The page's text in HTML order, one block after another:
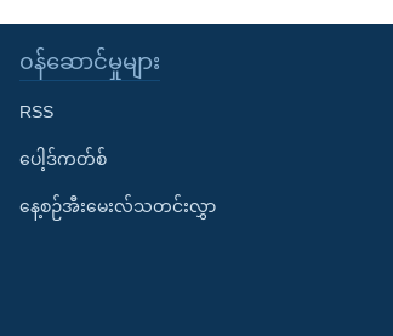
၀န်ဆောင်မှုများ
RSS
ပေါ့ဒ်ကတ်စ်
နေ့စဉ်အီးမေးလ်သတင်းလွှာ